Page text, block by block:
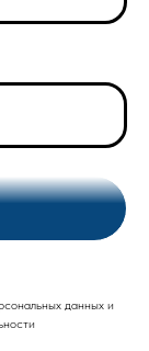
данных и